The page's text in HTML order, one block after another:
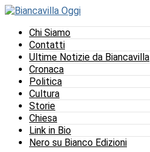
Chi Siamo
Contatti
Ultime Notizie da Biancavilla
Cronaca
Politica
Cultura
Storie
Chiesa
Link in Bio
Nero su Bianco Edizioni